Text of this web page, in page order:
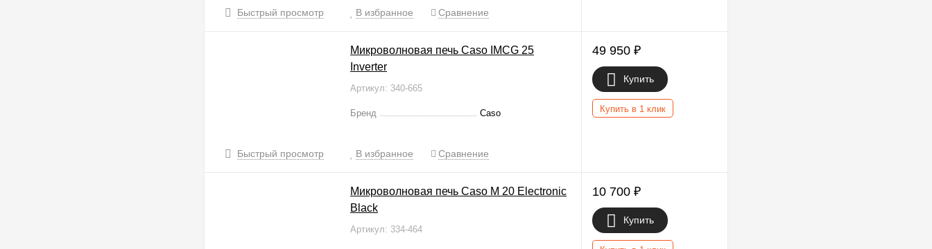
Быстрый просмотр В избранное Сравнение
Микроволновая печь Caso IMCG 25
Inverter
Артикул: 340-665
Бренд Caso
49 950 ₽
Купить
Купить в 1 клик
Быстрый просмотр В избранное Сравнение
Микроволновая печь Caso M 20 Electronic
Black
Артикул: 334-464
10 700 ₽
Купить